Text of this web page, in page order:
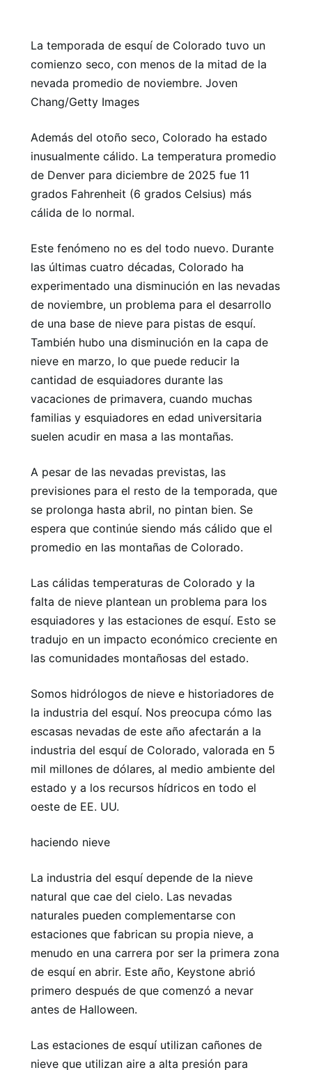
La temporada de esquí de Colorado tuvo un
comienzo seco, con menos de la mitad de la
nevada promedio de noviembre. Joven
Chang/Getty Images
Además del otoño seco, Colorado ha estado
inusualmente cálido. La temperatura promedio
de Denver para diciembre de 2025 fue 11
grados Fahrenheit (6 grados Celsius) más
cálida de lo normal.
Este fenómeno no es del todo nuevo. Durante
las últimas cuatro décadas, Colorado ha
experimentado una disminución en las nevadas
de noviembre, un problema para el desarrollo
de una base de nieve para pistas de esquí.
También hubo una disminución en la capa de
nieve en marzo, lo que puede reducir la
cantidad de esquiadores durante las
vacaciones de primavera, cuando muchas
familias y esquiadores en edad universitaria
suelen acudir en masa a las montañas.
A pesar de las nevadas previstas, las
previsiones para el resto de la temporada, que
se prolonga hasta abril, no pintan bien. Se
espera que continúe siendo más cálido que el
promedio en las montañas de Colorado.
Las cálidas temperaturas de Colorado y la
falta de nieve plantean un problema para los
esquiadores y las estaciones de esquí. Esto se
tradujo en un impacto económico creciente en
las comunidades montañosas del estado.
Somos hidrólogos de nieve e historiadores de
la industria del esquí. Nos preocupa cómo las
escasas nevadas de este año afectarán a la
industria del esquí de Colorado, valorada en 5
mil millones de dólares, al medio ambiente del
estado y a los recursos hídricos en todo el
oeste de EE. UU.
haciendo nieve
La industria del esquí depende de la nieve
natural que cae del cielo. Las nevadas
naturales pueden complementarse con
estaciones que fabrican su propia nieve, a
menudo en una carrera por ser la primera zona
de esquí en abrir. Este año, Keystone abrió
primero después de que comenzó a nevar
antes de Halloween.
Las estaciones de esquí utilizan cañones de
nieve que utilizan aire a alta presión para